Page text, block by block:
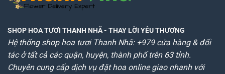
SHOP HOA TƯƠI THANH NHÃ- THAY LỜI YÊU THƯƠNG
Hệ thống shop hoa tươi Thanh Nhã: +979 cửa hàng & đối
tác ở tất cả các quận, huyện, thành phố trên 63 tỉnh.
Chuyên cung cấp dịch vụ đặt hoa online giao nhanh với